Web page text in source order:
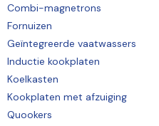
Combi-magnetrons
Fornuizen
Geïntegreerde vaatwassers
Inductie kookplaten
Koelkasten
Kookplaten met afzuiging
Quookers